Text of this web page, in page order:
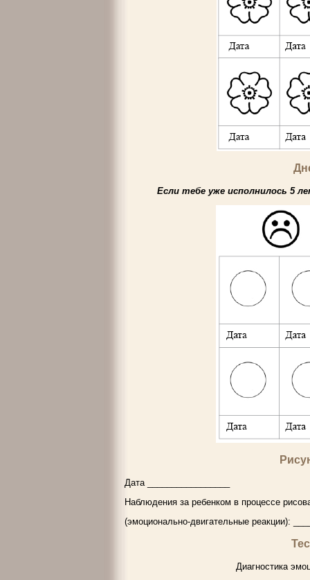
Если тебе уже исполнилось 5
Дата _________________
Наблюдения за ребенком в процессе
(эмоционально-двигательные реакции):
Диагностика